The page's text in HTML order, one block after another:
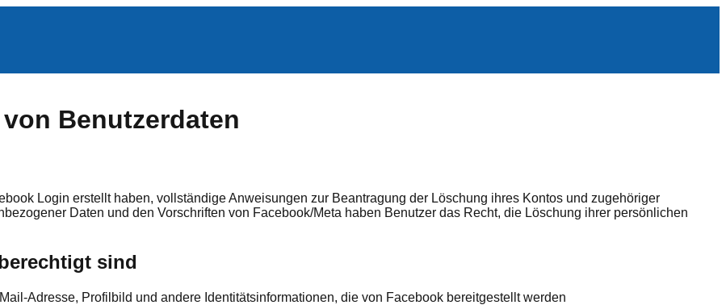
Benutzerdaten
Login erstellt haben, vollständige Anweisungen zur Beantragung der Löschung ihres Kontos und zugehöriger
Daten und den Vorschriften von Facebook/Meta haben Benutzer das Recht, die Löschung ihrer persönlichen
sind
Adresse, Profilbild und andere Identitätsinformationen, die von Facebook bereitgestellt werden